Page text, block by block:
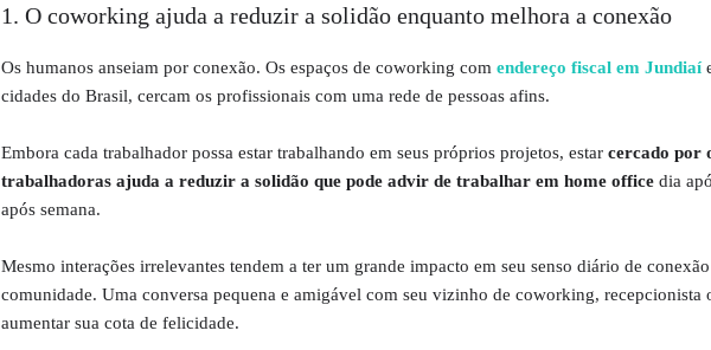
1. O coworking ajuda a reduzir a solidão enquanto melhora a conexão
Os humanos anseiam por conexão. Os espaços de coworking com endereço fiscal em Jundiaí
cidades do Brasil, cercam os profissionais com uma rede de pessoas afins.
Embora cada trabalhador possa estar trabalhando em seus próprios projetos, estar cercado por
trabalhadoras ajuda a reduzir a solidão que pode advir de trabalhar em home officedia
após semana.
Mesmo interações irrelevantes tendem a ter um grande impacto em seu senso diário de
comunidade. Uma conversa pequena e amigável com seu vizinho de coworking, recepcionista
aumentar sua cota de felicidade.